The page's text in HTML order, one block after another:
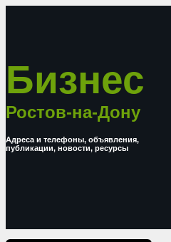
Бизнес
Ростов-на-Дону
Адреса и телефоны, объявления,
публикации, новости, ресурсы